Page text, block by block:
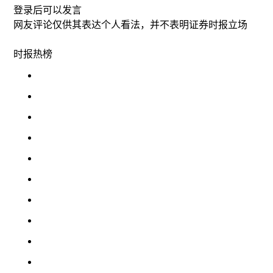
登录后可以发言
网友评论仅供其表达个人看法，并不表明证券时报立场
时报热榜